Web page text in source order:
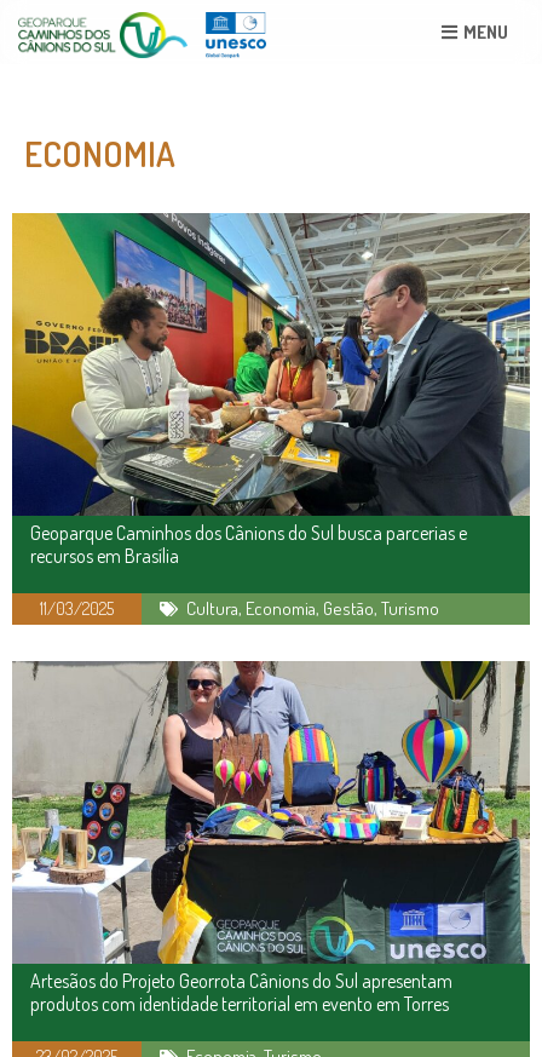
MENU
ECONOMIA
Geoparque Caminhos dos Cânions do Sul busca parcerias e
recursos em Brasília
11/03/2025 Cultura, Economia, Gestão, Turismo
Artesãos do Projeto Georrota Cânions do Sul apresentam
produtos com identidade territorial em evento em Torres